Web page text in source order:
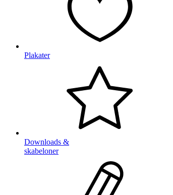
Plakater
Downloads &
skabeloner